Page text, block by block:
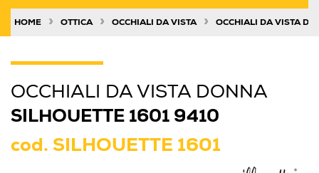
HOME » OTTICA » OCCHIALI DA VISTA » OCCHIALI DA VISTA
OCCHIALI DA VISTA DONNA
SILHOUETTE 1601 9410
cod. SILHOUETTE 1601